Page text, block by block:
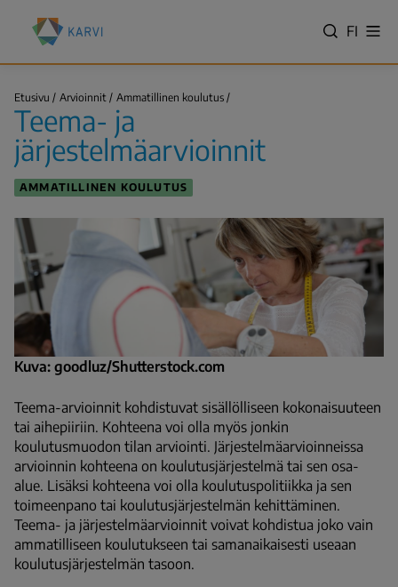
pääsisältöön
Kansallinen
koulutuksen
arviointikeskus
SUOMI
FI
Murupolku
Etusivu Arvioinnit Ammatillinen koulutus
Teema- ja
järjestelmäarvioinnit
AMMATILLINEN KOULUTUS
Kuva: goodluz/Shutterstock.com
Teema-arvioinnit kohdistuvat sisällölliseen kokonaisuuteen
tai aihepiiriin. Kohteena voi olla myös jonkin
koulutusmuodon tilan arviointi. Järjestelmäarvioinneissa
arvioinnin kohteena on koulutusjärjestelmä tai sen osa-
alue. Lisäksi kohteena voi olla koulutuspolitiikka ja sen
toimeenpano tai koulutusjärjestelmän kehittäminen.
Teema- ja järjestelmäarvioinnit voivat kohdistua joko vain
ammatilliseen koulutukseen tai samanaikaisesti useaan
koulutusjärjestelmän tasoon.